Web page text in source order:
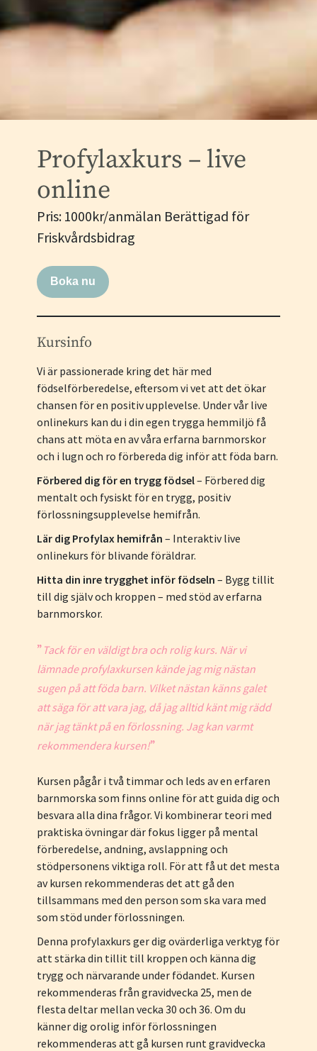
Profylaxkurs – live
online
Pris: 1000kr/anmälan Berättigad för
Friskvårdsbidrag
Boka nu
Kursinfo
Vi är passionerade kring det här med
födselförberedelse, eftersom vi vet att det ökar
chansen för en positiv upplevelse. Under vår live
onlinekurs kan du i din egen trygga hemmiljö få
chans att möta en av våra erfarna barnmorskor
och i lugn och ro förbereda dig inför att föda barn.
Förbered dig för en trygg födsel– Förbered dig
mentalt och fysiskt för en trygg, positiv
förlossningsupplevelse hemifrån.
Lär dig Profylax hemifrån – Interaktiv live
onlinekurs för blivande föräldrar.
Hitta din inre trygghet inför födseln – Bygg tillit
till dig själv och kroppen – med stöd av erfarna
barnmorskor.
” Tack för en väldigt bra och rolig kurs. När vi
lämnade profylaxkursen kände jag mig nästan
sugen på att föda barn. Vilket nästan känns galet
att säga för att vara jag, då jag alltid känt mig rädd
när jag tänkt på en förlossning. Jag kan varmt
rekommendera kursen!”
Kursen pågår i två timmar och leds av en erfaren
barnmorska som finns online för att guida dig och
besvara alla dina frågor. Vi kombinerar teori med
praktiska övningar där fokus ligger på mental
förberedelse, andning, avslappning och
stödpersonens viktiga roll. För att få ut det mesta
av kursen rekommenderas det att gå den
tillsammans med den person som ska vara med
som stöd under förlossningen.
Denna profylaxkurs ger dig ovärderliga verktyg för
att stärka din tillit till kroppen och känna dig
trygg och närvarande under födandet. Kursen
rekommenderas från gravidvecka 25, men de
flesta deltar mellan vecka 30 och 36. Om du
känner dig orolig inför förlossningen
rekommenderas att gå kursen runt gravidvecka